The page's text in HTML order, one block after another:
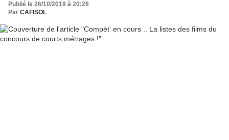
Publié le 26/10/2019 à 20:28
Par CAFISOL